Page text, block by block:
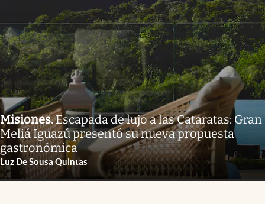
Misiones.Escapada de lujo a las Cataratas: Gran
Meliá Iguazú presentó su nueva propuesta
gastronómica
Luz De Sousa Quintas